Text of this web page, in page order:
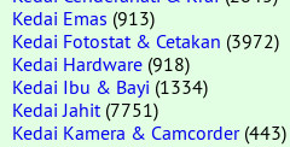
Kedai Emas (913)
Kedai Fotostat & Cetakan (3972)
Kedai Hardware (918)
Kedai Ibu & Bayi (1334)
Kedai Jahit (7751)
Kedai Kamera & Camcorder(443)